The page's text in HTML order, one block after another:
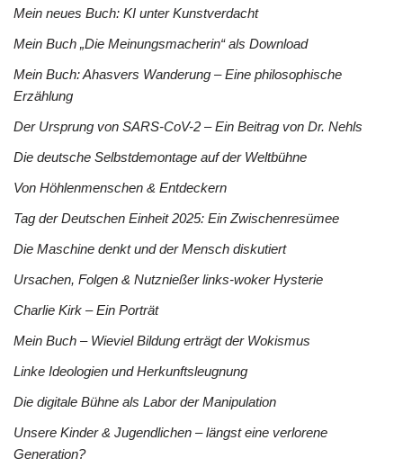
Mein neues Buch: KI unter Kunstverdacht
Mein Buch „Die Meinungsmacherin“ als Download
Mein Buch: Ahasvers Wanderung – Eine philosophische
Erzählung
Der Ursprung von SARS-CoV-2 – Ein Beitrag von Dr. Nehls
Die deutsche Selbstdemontage auf der Weltbühne
Von Höhlenmenschen & Entdeckern
Tag der Deutschen Einheit 2025: Ein Zwischenresümee
Die Maschine denkt und der Mensch diskutiert
Ursachen, Folgen & Nutznießer links-woker Hysterie
Charlie Kirk – Ein Porträt
Mein Buch – Wieviel Bildung erträgt der Wokismus
Linke Ideologien und Herkunftsleugnung
Die digitale Bühne als Labor der Manipulation
Unsere Kinder & Jugendlichen – längst eine verlorene
Generation?